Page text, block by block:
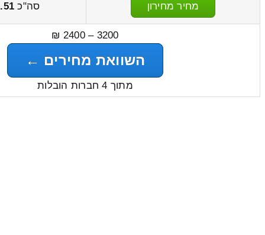
מחיר מחירון סה"כ
3200 – 2400 ₪
השוואת מחירים ←
מתוך 4 חברות הובלות